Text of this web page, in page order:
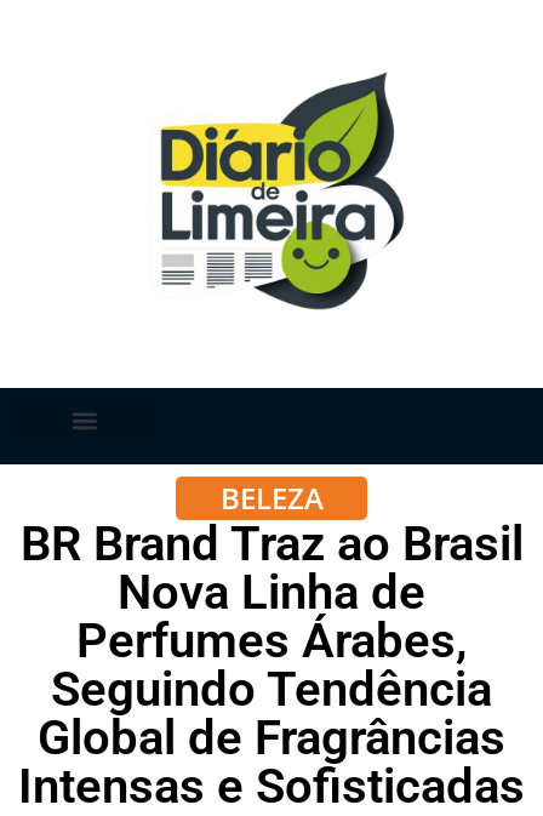
BELEZA
BR Brand Traz ao Brasil
Nova Linha de
Perfumes Árabes,
Seguindo Tendência
Global de Fragrâncias
Intensas e Sofisticadas